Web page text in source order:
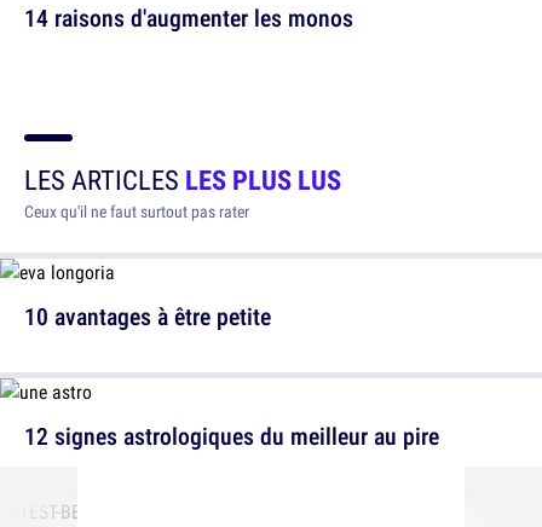
14 raisons d'augmenter les monos
LES ARTICLES LES PLUS LUS
Ceux qu'il ne faut surtout pas rater
10 avantages à être petite
12 signes astrologiques du meilleur au pire